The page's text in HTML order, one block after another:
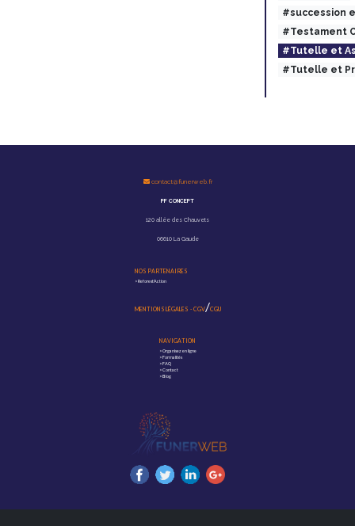
#succession
#Testament
#Tutelle et
#Tutelle et
contact@funerweb.fr
PF CONCEPT
120 allée des Chauvets
06610 La Gaude
NOS PARTENAIRES
>Reforest'Action
MENTIONS LÉGALES - CGV/CGU
NAVIGATION
>Organisez en ligne
>Formalités
>FAQ
>Contact
>Blog